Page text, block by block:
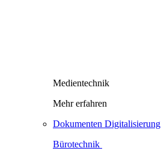
Medientechnik
Mehr erfahren
Dokumenten Digitalisierung
Bürotechnik